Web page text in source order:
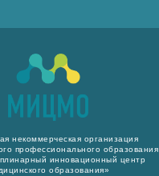
некоммерческая организация
профессионального образования
инновационный центр
образования»